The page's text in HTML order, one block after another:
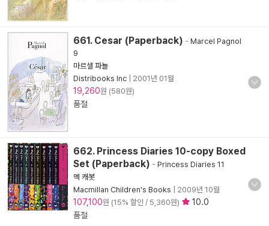
661. Cesar (Paperback) - Marcel Pagnol
9
마르셀 파뇰
Distribooks Inc
2001년 01월
19,260원 (580원)
품절
662. Princess Diaries 10-copy Boxed
Set (Paperback) - Princess Diaries 11
멕 캐봇
Macmillan Children's Books
2009년 10월
107,100원 (15% 할인 / 5,360원)
10.0
품절